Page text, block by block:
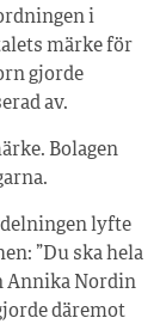
i
märke för
gjorde
av.
Bolagen
lyfte
”Du ska hela
Annika Nordin
däremot